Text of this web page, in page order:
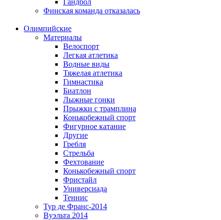
Гандбол
Финская команда отказалась
Олимпийские
Материалы
Велоспорт
Легкая атлетика
Водные виды
Тяжелая атлетика
Гимнастика
Биатлон
Лыжные гонки
Прыжки с трамплина
Конькобежный спорт
Фигурное катание
Другие
Гребля
Стрельба
Фехтование
Конькобежный спорт
Фристайл
Универсиада
Теннис
Тур де Франс-2014
Вуэльта 2014